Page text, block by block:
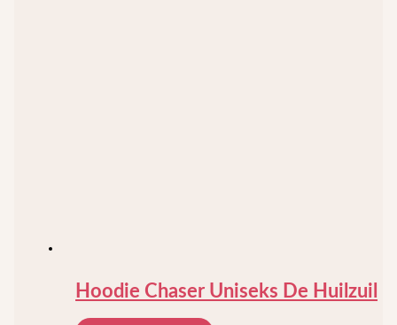
Hoodie Chaser Uniseks De Huilzuil